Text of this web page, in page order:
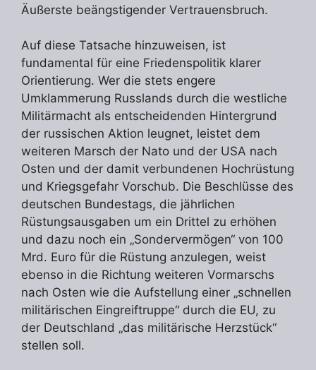
Äußerste beängstigender Vertrauensbruch.
Auf diese Tatsache hinzuweisen, ist
fundamental für eine Friedenspolitik klarer
Orientierung. Wer die stets engere
Umklammerung Russlands durch die westliche
Militärmacht als entscheidenden Hintergrund
der russischen Aktion leugnet, leistet dem
weiteren Marsch der Nato und der USA nach
Osten und der damit verbundenen Hochrüstung
und Kriegsgefahr Vorschub. Die Beschlüsse des
deutschen Bundestags, die jährlichen
Rüstungsausgaben um ein Drittel zu erhöhen
und dazu noch ein „Sondervermögen“ von 100
Mrd. Euro für die Rüstung anzulegen, weist
ebenso in die Richtung weiteren Vormarschs
nach Osten wie die Aufstellung einer „schnellen
militärischen Eingreiftruppe“ durch die EU, zu
der Deutschland „das militärische Herzstück“
stellen soll.